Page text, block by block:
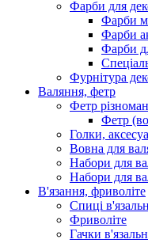
Фарби для
Фарби
Фарби
Фарби
Фурнітура
Валяння, фетр
Фетр
Фетр
Голки,
Вовна для
Набори для
Набори для
В'язання, фриволіте
Спиці
Фриволіте
Гачки